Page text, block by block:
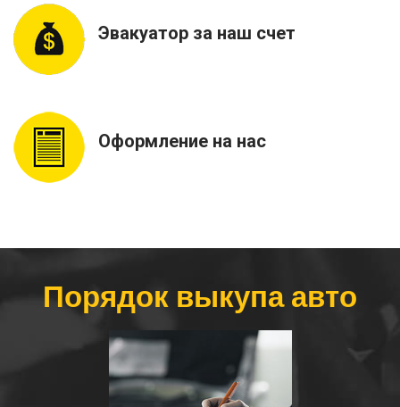
Эвакуатор за наш счет
Оформление на нас
Порядок выкупа авто